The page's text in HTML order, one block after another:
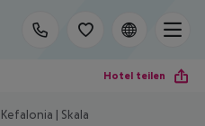
Hotel teilen
| Skala